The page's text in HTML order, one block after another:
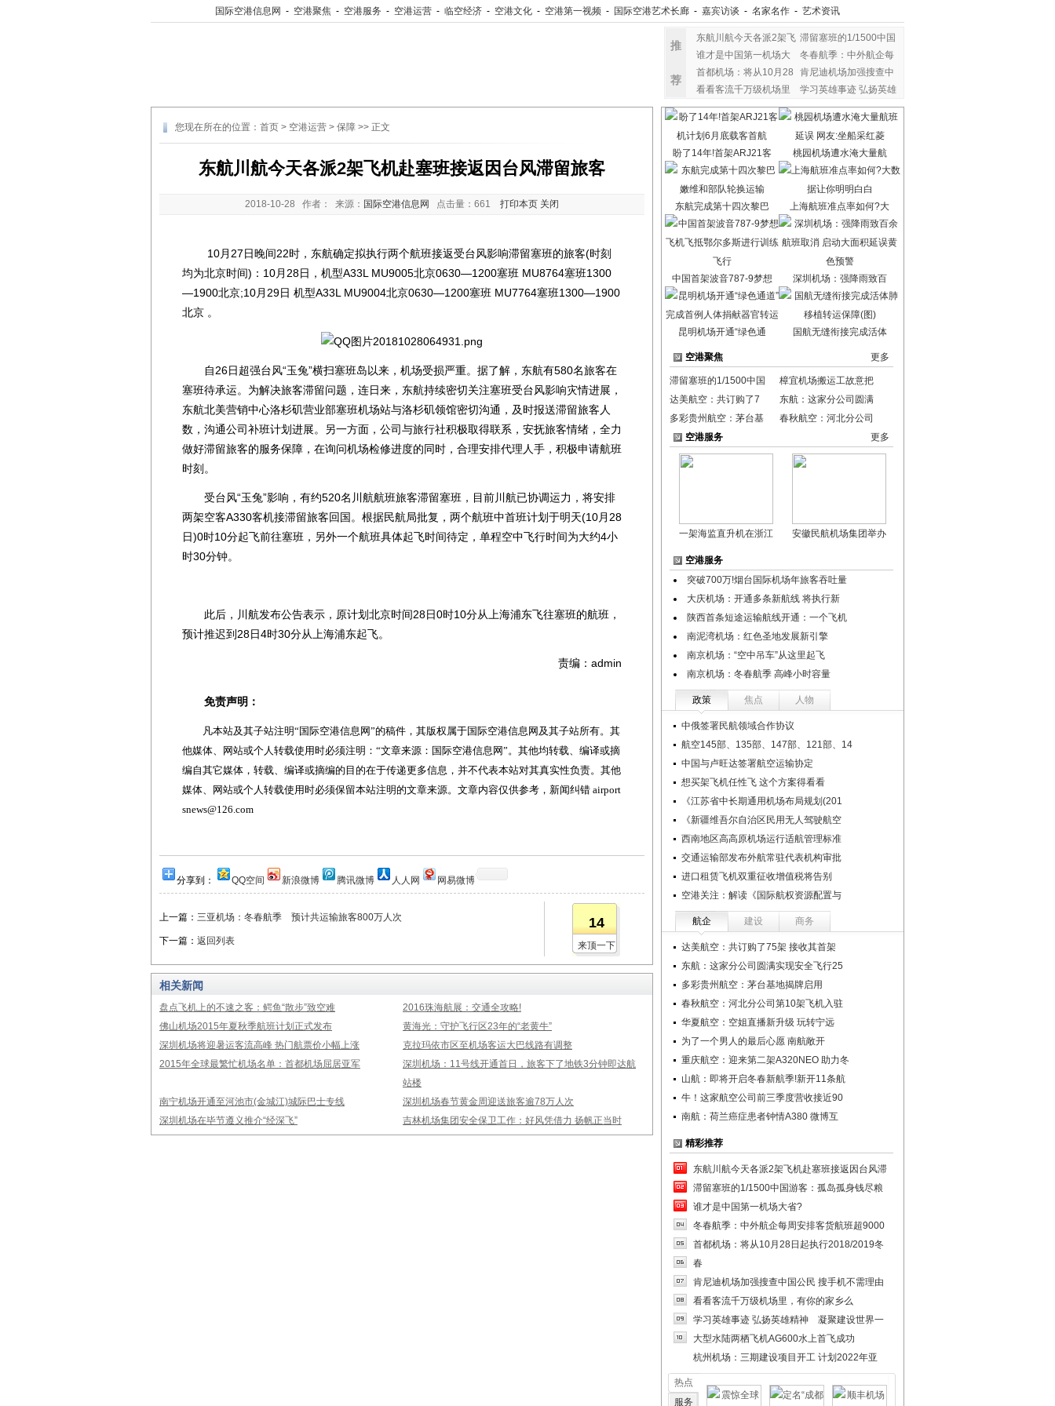
国际空港信息网 - 空港聚焦 - 空港服务 - 空港运营 - 临空经济 - 空港文化 - 空港第一视频 - 国际空港艺术长廊 - 嘉宾访谈 - 名家名作 - 艺术资讯
推
荐
东航川航今天各派2架飞 滞留塞班的1/1500中国
谁才是中国第一机场大
冬春航季：中外航企每
首都机场：将从10月28
肯尼迪机场加强搜查中
看看客流千万级机场里
学习英雄事迹 弘扬英雄
您现在所在的位置： 首页 > 空港运营 > 保障 >> 正文
东航川航今天各派2架飞机赴塞班接返因台风滞留旅客
2018-10-28 作者： 来源： 国际空港信息网 点击量： 661 打印本页 关闭
10月27日晚间22时，东航确定拟执行两个航班接返受台风影响滞留塞班的旅客(时刻
均为北京时间)：10月28日，机型A33L MU9005北京0630—1200塞班 MU8764塞班1300
—1900北京;10月29日 机型A33L MU9004北京0630—1200塞班 MU7764塞班1300—1900
北京 。
自26日超强台风“玉兔”横扫塞班岛以来，机场受损严重。据了解，东航有580名旅客在
塞班待承运。为解决旅客滞留问题，连日来，东航持续密切关注塞班受台风影响灾情进展，
东航北美营销中心洛杉矶营业部塞班机场站与洛杉矶领馆密切沟通，及时报送滞留旅客人
数，沟通公司补班计划进展。另一方面，公司与旅行社积极取得联系，安抚旅客情绪，全力
做好滞留旅客的服务保障，在询问机场检修进度的同时，合理安排代理人手，积极申请航班
时刻。
受台风“玉兔”影响，有约520名川航航班旅客滞留塞班，目前川航已协调运力，将安排
两架空客A330客机接滞留旅客回国。根据民航局批复，两个航班中首班计划于明天(10月28
日)0时10分起飞前往塞班，另外一个航班具体起飞时间待定，单程空中飞行时间为大约4小
时30分钟。
此后，川航发布公告表示，原计划北京时间28日0时10分从上海浦东飞往塞班的航班，
预计推迟到28日4时30分从上海浦东起飞。
责编：admin
免责声明：
凡本站及其子站注明“国际空港信息网”的稿件，其版权属于国际空港信息网及其子站所有。其
他媒体、网站或个人转载使用时必须注明：“文章来源：国际空港信息网”。其他均转载、编译或摘
编自其它媒体，转载、编译或摘编的目的在于传递更多信息，并不代表本站对其真实性负责。其他
媒体、网站或个人转载使用时必须保留本站注明的文章来源。文章内容仅供参考，新闻纠错 airport
snews@126.com
分享到： QQ空间 新浪微博 腾讯微博 人人网 网易微博
上一篇： 三亚机场：冬春航季 预计共运输旅客800万人次
下一篇： 返回列表
14
来顶一下
相关新闻
盘点飞机上的不速之客：鳄鱼“散步”致空难
2016珠海航展：交通全攻略!
佛山机场2015年夏秋季航班计划正式发布
黄海光：守护飞行区23年的“老黄牛”
深圳机场将迎暑运客流高峰 热门航票价小幅上涨
克拉玛依市区至机场客运大巴线路有调整
2015年全球最繁忙机场名单：首都机场屈居亚军
深圳机场：11号线开通首日，旅客下了地铁3分钟即达航
站楼
南宁机场开通至河池市(金城江)城际巴士专线
深圳机场春节黄金周迎送旅客逾78万人次
深圳机场在毕节遵义推介“经深飞”
吉林机场集团安全保卫工作：好风凭借力 扬帆正当时
盼了14年!首架ARJ21客 桃园机场遭水淹大量航
东航完成第十四次黎巴 上海航班准点率如何?大
中国首架波音787-9梦想 深圳机场：强降雨致百
昆明机场开通“绿色通 国航无缝衔接完成活体
空港聚焦 更多
滞留塞班的1/1500中国
樟宜机场搬运工故意把
达美航空：共订购了7
东航：这家分公司圆满
多彩贵州航空：茅台基
春秋航空：河北分公司
空港服务
更多
一架海监直升机在浙江 安徽民航机场集团举办
空港服务
突破700万!烟台国际机场年旅客吞吐量
大庆机场：开通多条新航线 将执行新
陕西首条短途运输航线开通：一个飞机
南泥湾机场：红色圣地发展新引擎
南京机场：“空中吊车”从这里起飞
南京机场：冬春航季 高峰小时容量
政策 焦点 人物
中俄签署民航领域合作协议
航空145部、135部、147部、121部、14
中国与卢旺达签署航空运输协定
想买架飞机任性飞 这个方案得看看
《江苏省中长期通用机场布局规划(201
《新疆维吾尔自治区民用无人驾驶航空
西南地区高高原机场运行适航管理标准
交通运输部发布外航常驻代表机构审批
进口租赁飞机双重征收增值税将告别
空港关注：解读《国际航权资源配置与
航企 建设 商务
达美航空：共订购了75架 接收其首架
东航：这家分公司圆满实现安全飞行25
多彩贵州航空：茅台基地揭牌启用
春秋航空：河北分公司第10架飞机入驻
华夏航空：空姐直播新升级 玩转宁远
为了一个男人的最后心愿 南航敞开
重庆航空：迎来第二架A320NEO 助力冬
山航：即将开启冬春新航季!新开11条航
牛！这家航空公司前三季度营收接近90
南航：荷兰癌症患者钟情A380 微博互
精彩推荐
东航川航今天各派2架飞机赴塞班接返因台风滞
滞留塞班的1/1500中国游客：孤岛孤身钱尽粮
谁才是中国第一机场大省?
冬春航季：中外航企每周安排客货航班超9000
首都机场：将从10月28日起执行2018/2019冬
春
肯尼迪机场加强搜查中国公民 搜手机不需理由
看看客流千万级机场里，有你的家乡么
学习英雄事迹 弘扬英雄精神 凝聚建设世界一
大型水陆两栖飞机AG600水上首飞成功
杭州机场：三期建设项目开工 计划2022年亚
热点
服务